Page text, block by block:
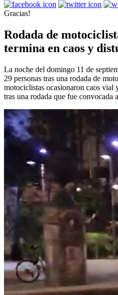
Gracias!
Rodada de
termina en caos y
La noche del domingo 11 de
29 personas tras una rodada de
motociclistas ocasionaron caos vial
tras una rodada que fue convocada